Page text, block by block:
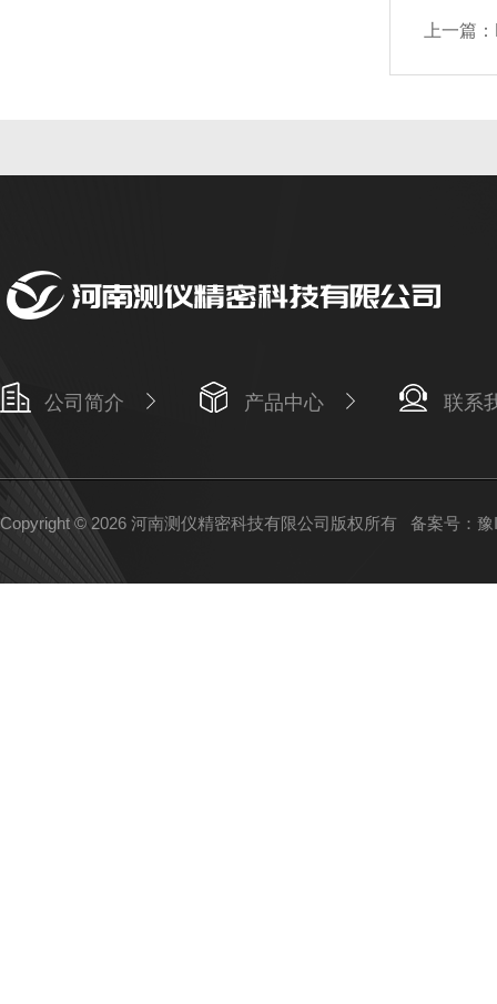
上一篇：
公司简介 产品中心 联系
Copyright © 2026 河南测仪精密科技有限公司版权所有 备案号：